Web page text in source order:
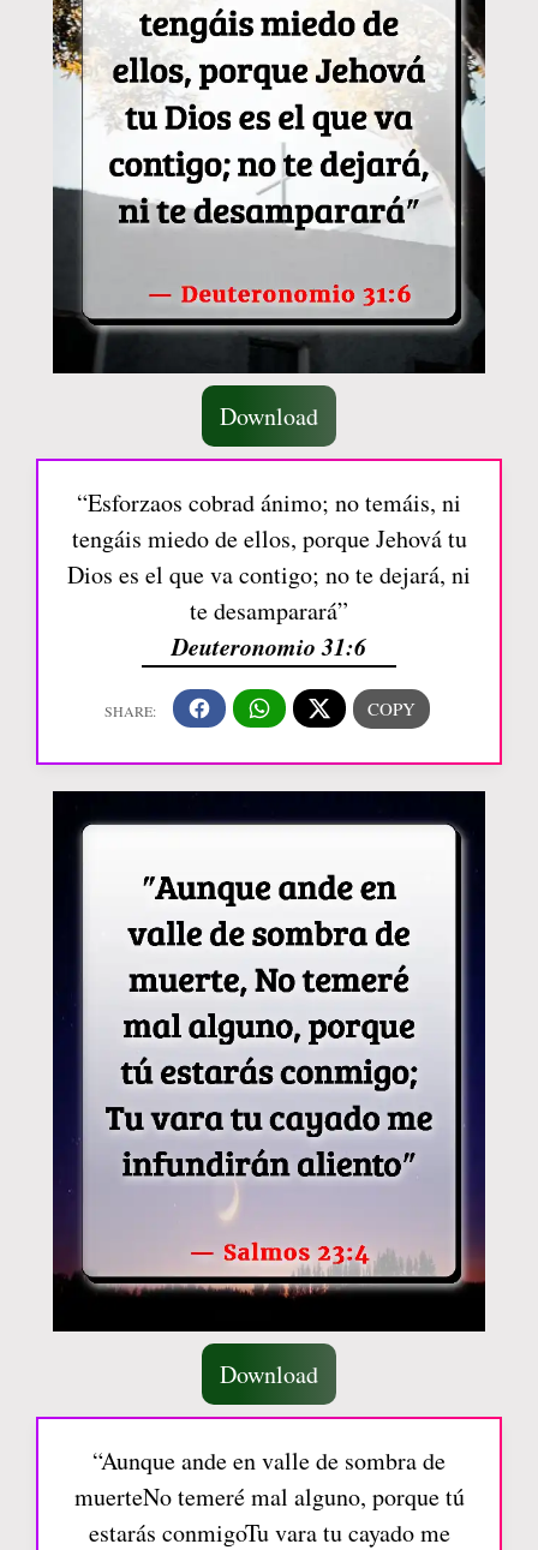
Download
“Esforzaos cobrad ánimo; no temáis, ni
tengáis miedo de ellos, porque Jehová tu
Dios es el que va contigo; no te dejará, ni
te desamparará”
Deuteronomio 31:6
Download
“Aunque ande en valle de sombra de
muerteNo temeré mal alguno, porque tú
estarás conmigoTu vara tu cayado me